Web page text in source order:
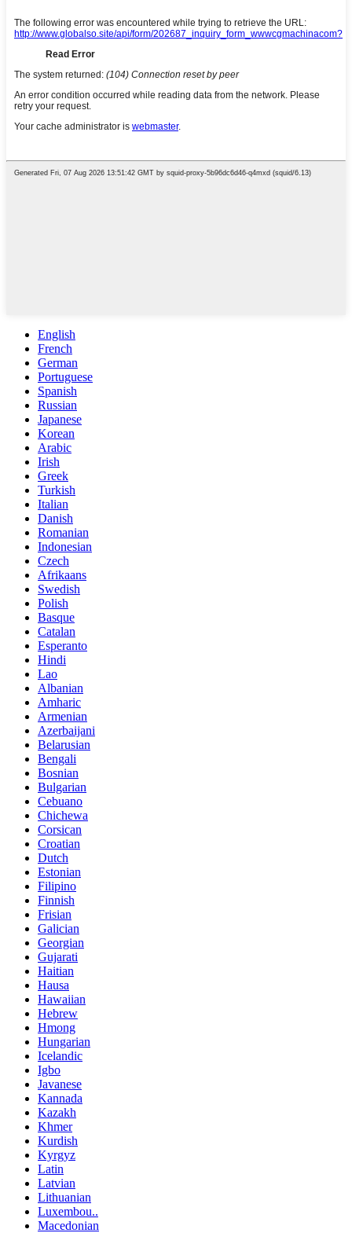
English
French
German
Portuguese
Spanish
Russian
Japanese
Korean
Arabic
Irish
Greek
Turkish
Italian
Danish
Romanian
Indonesian
Czech
Afrikaans
Swedish
Polish
Basque
Catalan
Esperanto
Hindi
Lao
Albanian
Amharic
Armenian
Azerbaijani
Belarusian
Bengali
Bosnian
Bulgarian
Cebuano
Chichewa
Corsican
Croatian
Dutch
Estonian
Filipino
Finnish
Frisian
Galician
Georgian
Gujarati
Haitian
Hausa
Hawaiian
Hebrew
Hmong
Hungarian
Icelandic
Igbo
Javanese
Kannada
Kazakh
Khmer
Kurdish
Kyrgyz
Latin
Latvian
Lithuanian
Luxembou..
Macedonian